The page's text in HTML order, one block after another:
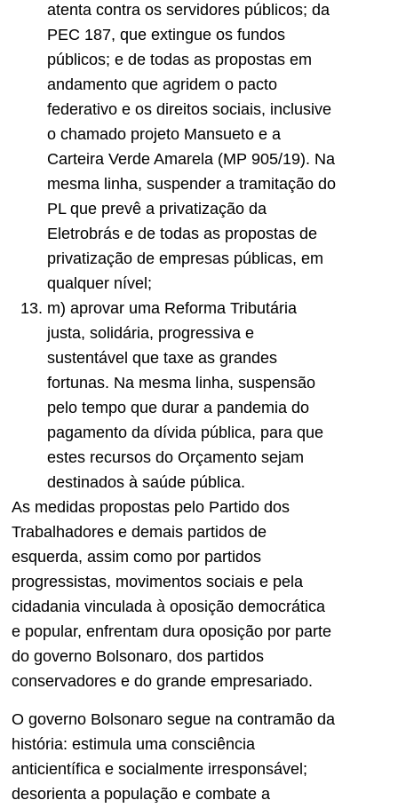
atenta contra os servidores públicos; da
PEC 187, que extingue os fundos
públicos; e de todas as propostas em
andamento que agridem o pacto
federativo e os direitos sociais, inclusive
o chamado projeto Mansueto e a
Carteira Verde Amarela (MP 905/19). Na
mesma linha, suspender a tramitação do
PL que prevê a privatização da
Eletrobrás e de todas as propostas de
privatização de empresas públicas, em
qualquer nível;
m) aprovar uma Reforma Tributária
justa, solidária, progressiva e
sustentável que taxe as grandes
fortunas. Na mesma linha, suspensão
pelo tempo que durar a pandemia do
pagamento da dívida pública, para que
estes recursos do Orçamento sejam
destinados à saúde pública.
As medidas propostas pelo Partido dos
Trabalhadores e demais partidos de
esquerda, assim como por partidos
progressistas, movimentos sociais e pela
cidadania vinculada à oposição democrática
e popular, enfrentam dura oposição por parte
do governo Bolsonaro, dos partidos
conservadores e do grande empresariado.
O governo Bolsonaro segue na contramão da
história: estimula uma consciência
anticientífica e socialmente irresponsável;
desorienta a população e combate a